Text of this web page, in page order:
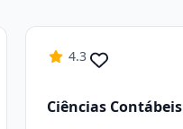
4.3
Ciências Contábeis